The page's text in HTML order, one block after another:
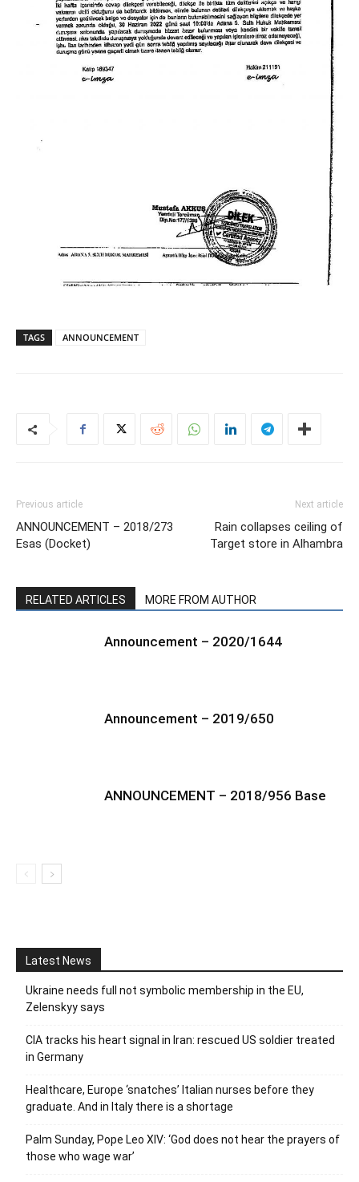
TAGS ANNOUNCEMENT
Previous article
ANNOUNCEMENT – 2018/273
Esas (Docket)
Next article
Rain collapses ceiling of
Target store in Alhambra
RELATED ARTICLES MORE FROM AUTHOR
Announcement – 2020/1644
Announcement – 2019/650
ANNOUNCEMENT – 2018/956 Base
Latest News
Ukraine needs full not symbolic membership in the EU,
Zelenskyy says
CIA tracks his heart signal in Iran: rescued US soldier treated
in Germany
Healthcare, Europe ‘snatches’ Italian nurses before they
graduate. And in Italy there is a shortage
Palm Sunday, Pope Leo XIV: ‘God does not hear the prayers of
those who wage war’